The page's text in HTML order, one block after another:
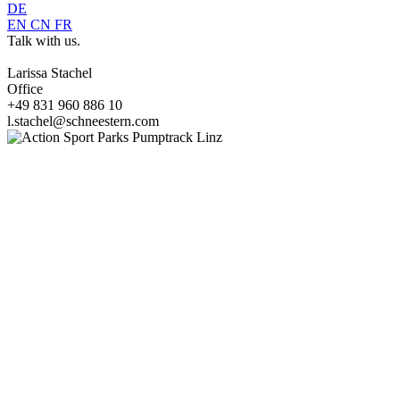
DE
EN CN FR
Talk with us.
Larissa Stachel
Office
+49 831 960 886 10
l.stachel@schneestern.com